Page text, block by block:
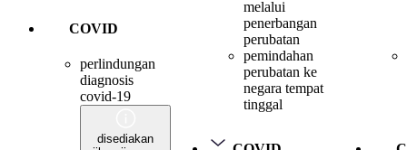
COVID
perlindungan
diagnosis
covid-19
disediakan
melalui
penerbangan
perubatan
pemindahan
perubatan ke
negara tempat
tinggal